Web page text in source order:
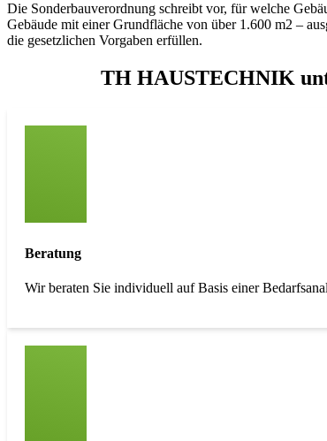
Die Sonderbauverordnung schreibt vor, für welche
Gebäude mit einer Grundfläche von über 1.600 m2 –
die gesetzlichen Vorgaben erfüllen.
TH HAUSTECHNIK
Beratung
Wir beraten Sie individuell auf Basis einer